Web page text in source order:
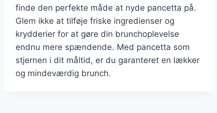
finde den perfekte måde at nyde pancetta på.
Glem ikke at tilføje friske ingredienser og
krydderier for at gøre din brunchoplevelse
endnu mere spændende. Med pancetta som
stjernen i dit måltid, er du garanteret en lækker
og mindeværdig brunch.